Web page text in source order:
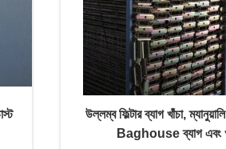
উল্লম্ব ফিল্টার ব্যাগ খাঁচা,
Baghouse ব্যাগ এবং